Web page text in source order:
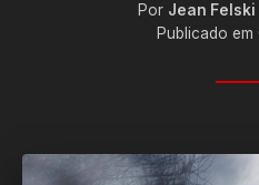
Por Jean Felski
Publicado